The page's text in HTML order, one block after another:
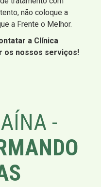
não coloque a
a Frente o Melhor.
a Clínica
os nossos serviços!
-